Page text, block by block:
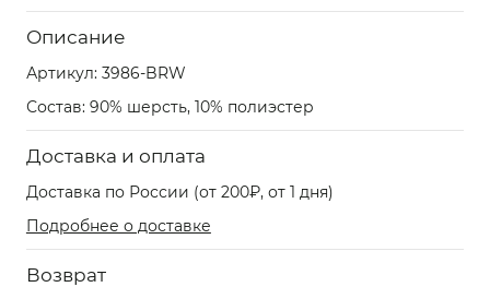
Описание
Артикул: 3986-BRW
Состав: 90% шерсть, 10% полиэстер
Доставка и оплата
Доставка по России (от 200₽, от 1 дня)
Подробнее о доставке
Возврат